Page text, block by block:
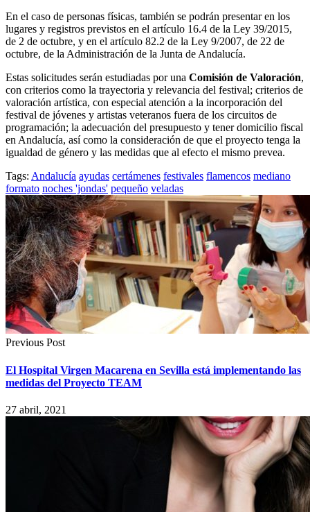
En el caso de personas físicas, también se podrán presentar en los
lugares y registros previstos en el artículo 16.4 de la Ley 39/2015,
de 2 de octubre, y en el artículo 82.2 de la Ley 9/2007, de 22 de
octubre, de la Administración de la Junta de Andalucía.
Estas solicitudes serán estudiadas por una Comisión de Valoración,
con criterios como la trayectoria y relevancia del festival; criterios de
valoración artística, con especial atención a la incorporación del
festival de jóvenes y artistas veteranos fuera de los circuitos de
programación; la adecuación del presupuesto y tener domicilio fiscal
en Andalucía, así como la consideración de que el proyecto tenga la
igualdad de género y las medidas que al efecto el mismo prevea.
Tags: Andalucía ayudas certámenes festivales flamencos mediano
formato noches 'jondas' pequeño veladas
Previous Post
El Hospital Virgen Macarena en Sevilla está implementando las
medidas del Proyecto TEAM
27 abril, 2021